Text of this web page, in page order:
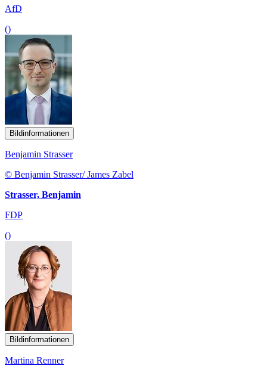
AfD
()
Bildinformationen
Benjamin Strasser
© Benjamin Strasser/ James Zabel
Strasser, Benjamin
FDP
()
Bildinformationen
Martina Renner